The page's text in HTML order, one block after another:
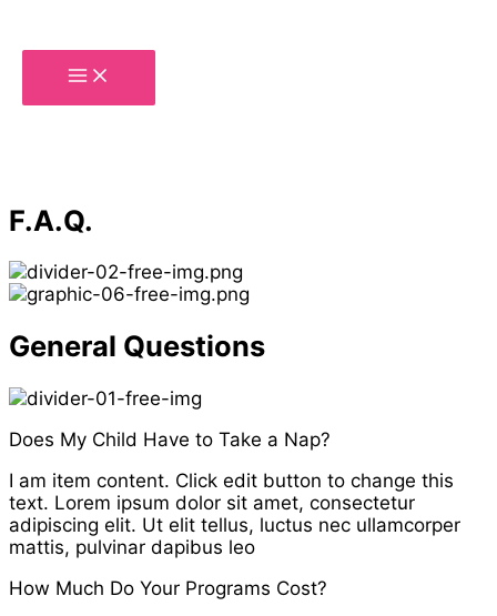
F.A.Q.
General Questions
Does My Child Have to Take a Nap?
I am item content. Click edit button to change this
text. Lorem ipsum dolor sit amet, consectetur
adipiscing elit. Ut elit tellus, luctus nec ullamcorper
mattis, pulvinar dapibus leo
How Much Do Your Programs Cost?